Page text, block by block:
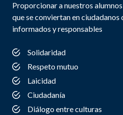
Proporcionar a nuestros
que se conviertan en ciudadanos
informados y responsables
Solidaridad
Respeto mutuo
Laicidad
Ciudadanía
Diálogo entre culturas